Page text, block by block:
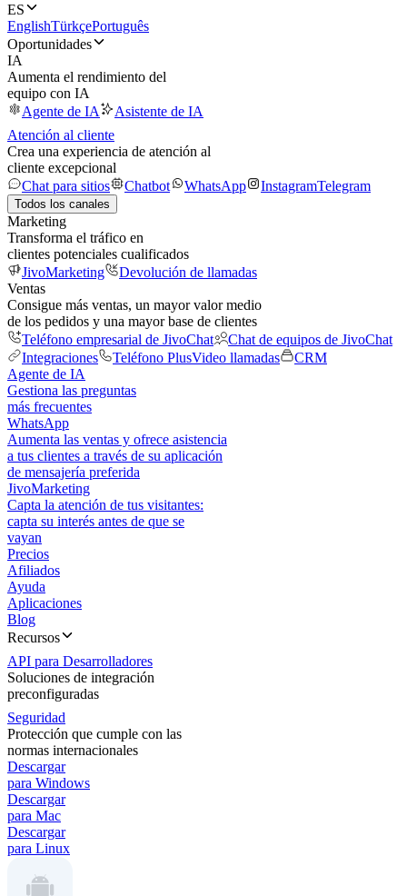
ES
EnglishTürkçePortuguês
Oportunidades
IA
Aumenta el rendimiento del
equipo con IA
Agente de IA
Asistente de IA
Atención al cliente
Crea una experiencia de atención al
cliente excepcional
Chat para sitios
Chatbot WhatsApp InstagramTelegram
Todos los canales
Marketing
Transforma el tráfico en
clientes potenciales cualificados
JivoMarketing
Devolución de llamadas
Ventas
Consigue más ventas, un mayor valor medio
de los pedidos y una mayor base de clientes
Teléfono empresarial de JivoChat
Chat de equipos de JivoChat
Integraciones
Teléfono PlusVideo llamadas
CRM
Agente de IA
Gestiona las preguntas
más frecuentes
WhatsApp
Aumenta las ventas y ofrece asistencia
a tus clientes a través de su aplicación
de mensajería preferida
JivoMarketing
Capta la atención de tus visitantes:
capta su interés antes de que se
vayan
Precios
Afiliados
Ayuda
Aplicaciones
Blog
Recursos
API para Desarrolladores
Soluciones de integración
preconfiguradas
Seguridad
Protección que cumple con las
normas internacionales
Descargar
para Windows
Descargar
para Mac
Descargar
para Linux